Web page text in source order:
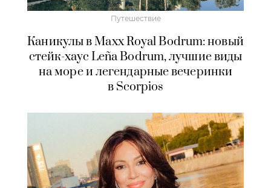
Путешествие
Каникулы в Maxx Royal Bodrum: новый
стейк-хаус Leña Bodrum, лучшие виды
на море и легендарные вечеринки
в Scorpios